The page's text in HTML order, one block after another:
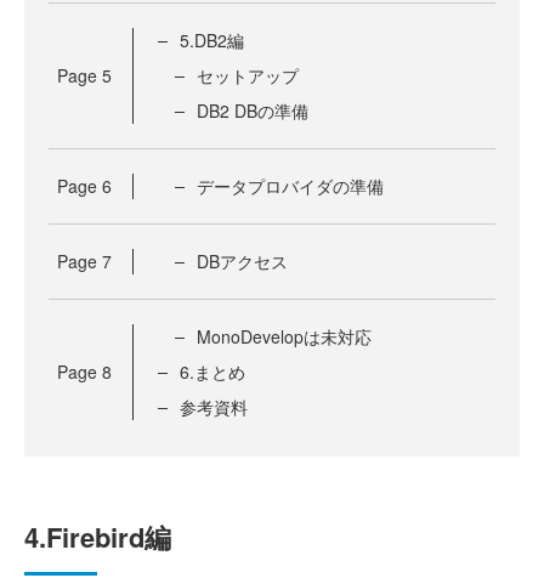
Page 5
5.DB2編
セットアップ
DB2 DBの準備
Page 6 データプロバイダの準備
Page 7 DBアクセス
Page 8
MonoDevelopは未対応
6.まとめ
参考資料
4.Firebird編